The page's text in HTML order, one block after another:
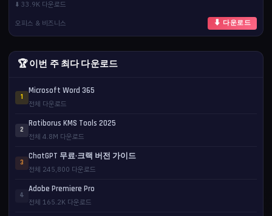
⬇️ 33.9K 다운로드
오피스 & 비즈니스
⬇ 다운로드
🏆 이번 주 최다 다운로드
1
Microsoft Word 365
전체 다운로드
2
Ratiborus KMS Tools 2025
전체 4.8M 다운로드
3
ChatGPT 무료·크랙 버전 가이드
전체 245,800 다운로드
4
Adobe Premiere Pro
전체 165.2K 다운로드